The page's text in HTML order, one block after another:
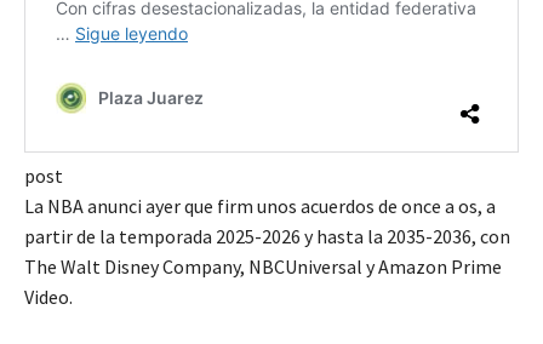
post
La NBA anunci ayer que firm unos acuerdos de once a os, a
partir de la temporada 2025-2026 y hasta la 2035-2036, con
The Walt Disney Company, NBCUniversal y Amazon Prime
Video.